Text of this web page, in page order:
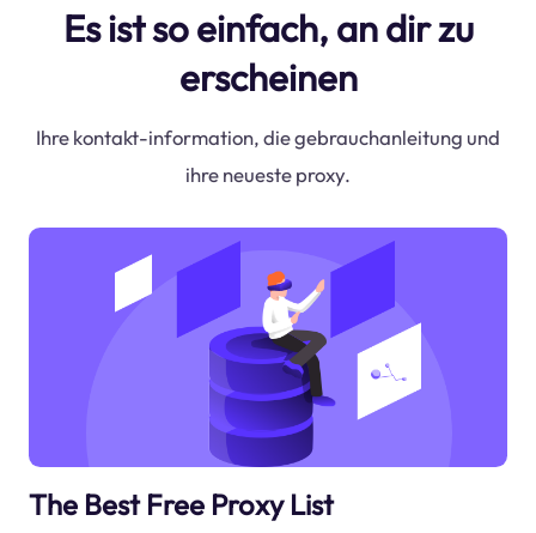
Es ist so einfach, an dir zu
erscheinen
Ihre kontakt-information, die gebrauchanleitung und
ihre neueste proxy.
The Best Free Proxy List